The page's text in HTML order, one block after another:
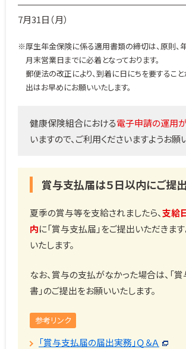
7月31日（月）
※厚生年金保険に係る適用書類の締切は、原則、
月末営業日までに必着となっております。
郵便法の改正により、到着に日にちを要すること
出はお早めにお願いいたします。
健康保険組合における電子申請の運用
いますので、ご利用くださいますようお願
賞与支払届は５日以内にご提
夏季の賞与等を支給されましたら、支給
内に「賞与支払届」をご提出いただきます
いたします。
なお、賞与の支払がなかった場合は、「
書」のご提出をお願いいたします。
参考リンク
「賞与支払届の届出実務」Ｑ＆Ａ